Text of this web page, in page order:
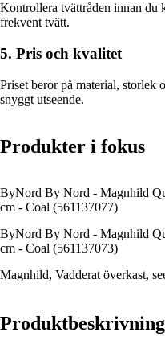
Kontrollera tvättråden innan du
frekvent tvätt.
5. Pris och kvalitet
Priset beror på material, storlek
snyggt utseende.
Produkter i fokus
ByNord By Nord - Magnhild
cm - Coal (561137077)
ByNord By Nord - Magnhild
cm - Coal (561137073)
Magnhild, Vadderat överkast,